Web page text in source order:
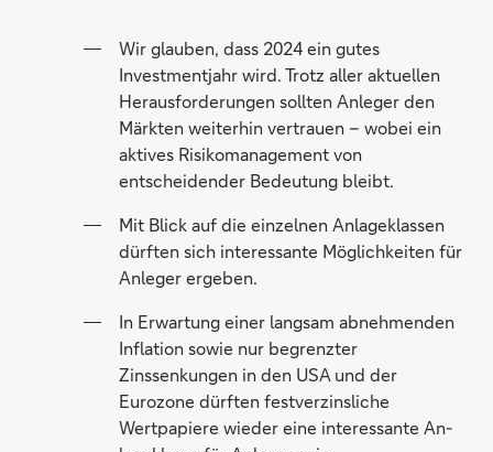
Wir glauben, dass 2024 ein gutes
Investmentjahr wird. Trotz aller aktuellen
Herausforderungen sollten Anleger den
Märkten weiterhin vertrauen – wobei ein
aktives Risikomanagement von
entscheidender Bedeutung bleibt.
Mit Blick auf die einzelnen Anlageklassen
dürften sich interessante Möglichkeiten für
Anleger ergeben.
In Erwartung einer langsam abnehmenden
Inflation sowie nur begrenzter
Zinssenkungen in den USA und der
Eurozone dürften festverzinsliche
Wertpapiere wieder eine interessante An-